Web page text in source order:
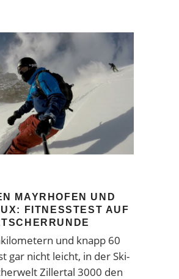
MAYRHOFEN UND
FITNESSTEST AUF
und knapp 60
gar nicht leicht, in der Ski-
Zillertal 3000 den